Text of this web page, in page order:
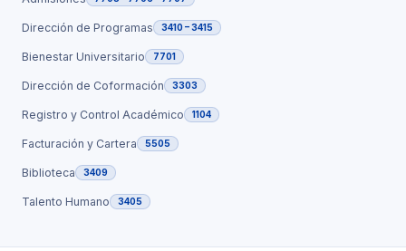
Dirección de Programas 3410 – 3415
Bienestar Universitario 7701
Dirección de Coformación 3303
Registro y Control Académico 1104
Facturación y Cartera 5505
Biblioteca 3409
Talento Humano 3405